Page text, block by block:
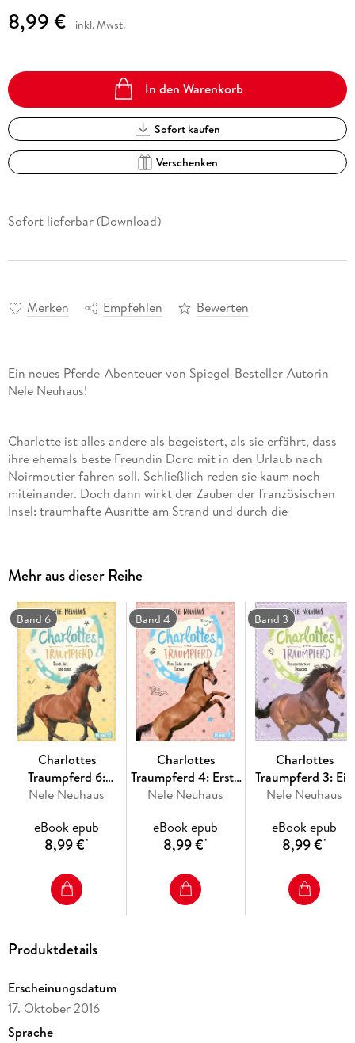
8,99 € inkl. Mwst.
In den Warenkorb
Sofort kaufen
Verschenken
Sofort lieferbar (Download)
Merken Empfehlen Bewerten
Ein neues Pferde-Abenteuer von Spiegel-Besteller-Autorin
Nele Neuhaus!
Charlotte ist alles andere als begeistert, als sie erfährt, dass
ihre ehemals beste Freundin Doro mit in den Urlaub nach
Noirmoutier fahren soll. Schließlich reden sie kaum noch
miteinander. Doch dann wirkt der Zauber der französischen
Insel: traumhafte Ausritte am Strand und durch die
plötzlich lahmt Won Da Pie, das einzige Pferd, mit dem
Charlotte trainiert hat. Ihr Traum scheint zu platzen - aber
wofür hat man Freundinnen?
Mehr aus dieser Reihe
Band 6
Charlottes
Traumpferd 6:
Durch dick und
Nele Neuhaus
eBook epub
8,99 €*
Band 4
Charlottes
Traumpferd 4: Erste
Liebe, erstes Turnier
Nele Neuhaus
eBook epub
8,99 €*
Band 3
Charlottes
Traumpferd 3: Ein
unerwarteter
Nele Neuhaus
eBook epub
8,99 €*
Produktdetails
Erscheinungsdatum
17. Oktober 2016
Sprache